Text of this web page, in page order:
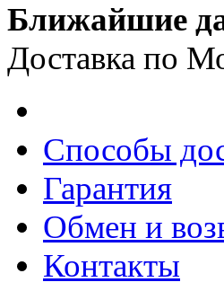
Ближайшие
Доставка по
Способы
Гарантия
Обмен и
Контакты